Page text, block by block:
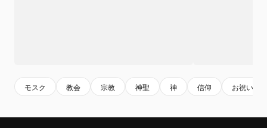
モスク 教会 宗教 神聖 神 信仰 お祝い